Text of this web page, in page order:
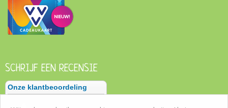
SCHRIJF EEN RECENSIE